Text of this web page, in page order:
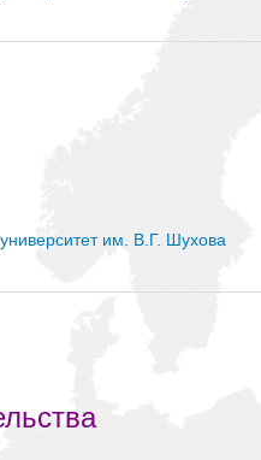
им. В.Г. Шухова